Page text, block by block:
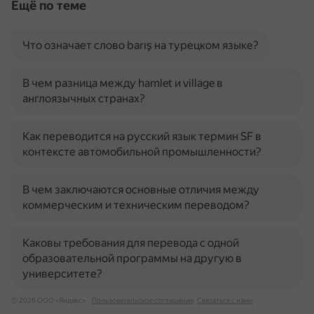
Ещё по теме
Что означает слово barış на турецком языке?
В чем разница между hamlet и village в
англоязычных странах?
Как переводится на русский язык термин SF в
контексте автомобильной промышленности?
В чем заключаются основные отличия между
коммерческим и техническим переводом?
Каковы требования для перевода с одной
образовательной программы на другую в
университете?
© 2026 ООО «Яндекс» Пользовательское соглашение Связаться с нами